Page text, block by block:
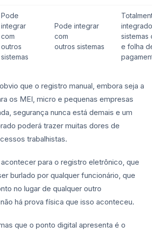
Pode
integrar
com
outros
sistemas
Pode integrar
com
outros sistemas
sistemas
e folha
que o registro manual, embora seja a
os MEI, micro e pequenas empresas
segurança nunca está demais e um
poderá trazer muitas dores de
trabalhistas.
para o registro eletrônico, que
burlado por qualquer funcionário, que
no lugar de qualquer outro
há prova física que isso aconteceu.
que o ponto digital apresenta é o